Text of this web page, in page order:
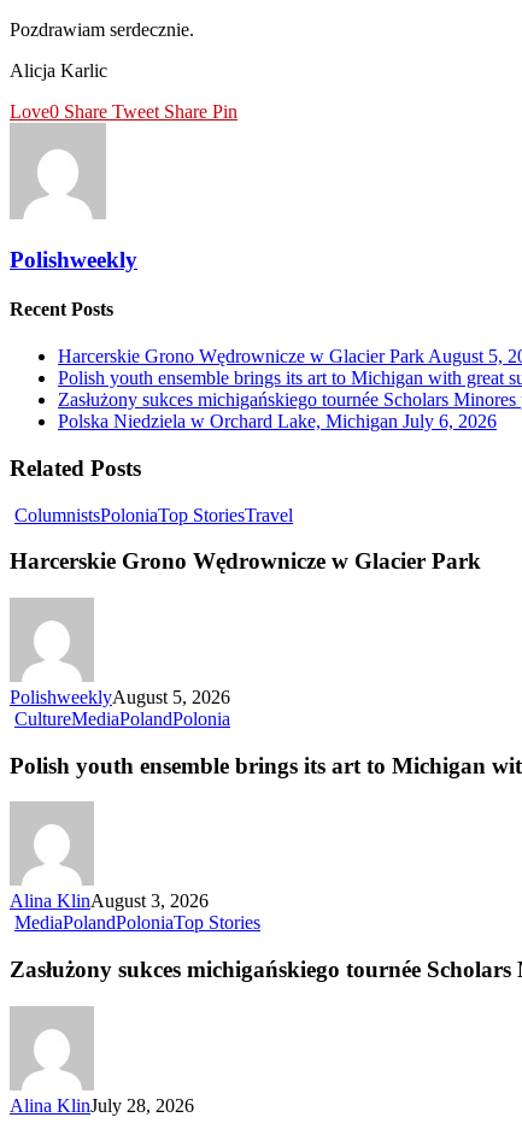
Pozdrawiam serdecznie.
Alicja Karlic
Love0 Share Tweet Share Pin
Polishweekly
Recent Posts
Harcerskie Grono Wędrownicze w Glacier Park August 5,
Polish youth ensemble brings its art to Michigan with great
Zasłużony sukces michigańskiego tournée Scholars
Polska Niedziela w Orchard Lake, Michigan July 6, 2026
Related Posts
ColumnistsPoloniaTop StoriesTravel
Harcerskie Grono Wędrownicze w Glacier Park
PolishweeklyAugust 5, 2026
CultureMediaPolandPolonia
Polish youth ensemble brings its art to Michigan
Alina KlinAugust 3, 2026
MediaPolandPoloniaTop Stories
Zasłużony sukces michigańskiego tournée
Alina KlinJuly 28, 2026